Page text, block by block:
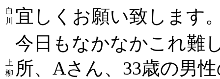
白
川
宜しくお願い致します
上
柳
今日もなかなかこれ難
所、Aさん、33歳の男